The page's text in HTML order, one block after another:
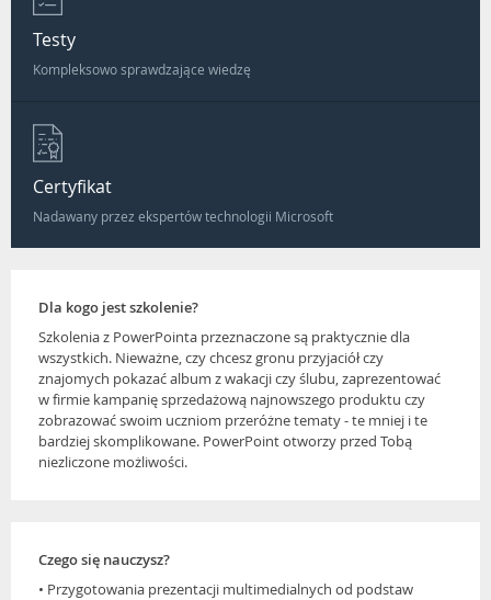
Testy
Kompleksowo sprawdzające wiedzę
Certyfikat
Nadawany przez ekspertów technologii Microsoft
Dla kogo jest szkolenie?
Szkolenia z PowerPointa przeznaczone są praktycznie dla
wszystkich. Nieważne, czy chcesz gronu przyjaciół czy
znajomych pokazać album z wakacji czy ślubu, zaprezentować
w firmie kampanię sprzedażową najnowszego produktu czy
zobrazować swoim uczniom przeróżne tematy - te mniej i te
bardziej skomplikowane. PowerPoint otworzy przed Tobą
niezliczone możliwości.
Czego się nauczysz?
• Przygotowania prezentacji multimedialnych od podstaw